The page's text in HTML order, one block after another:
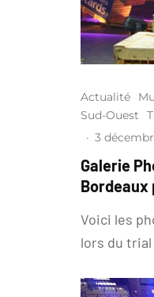
Actualité
Sud-Ouest
· 3
Galerie
Bordeaux
Voici les
lors du